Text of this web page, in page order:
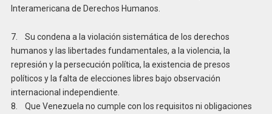
Interamericana de Derechos Humanos.
7. Su condena a la violación sistemática de los derechos
humanos y las libertades fundamentales, a la violencia, la
represión y la persecución política, la existencia de presos
políticos y la falta de elecciones libres bajo observación
internacional independiente.
8. Que Venezuela no cumple con los requisitos ni obligaciones